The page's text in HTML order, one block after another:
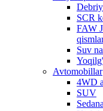
SCR
FAW
Suv
Avtomobillar
4WD
SUV
Sedana